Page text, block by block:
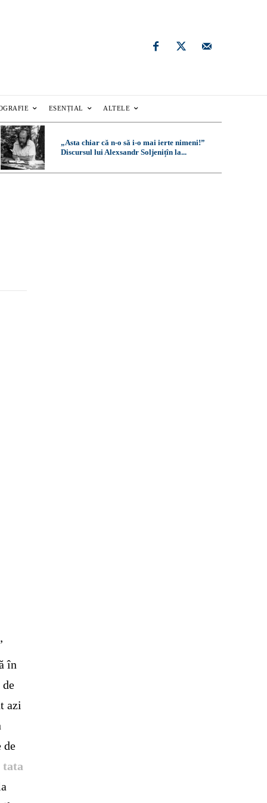
ESENȚIAL ALTELE
„Asta chiar că n-o să i-o mai ierte nimeni!”
Discursul lui Alexsandr Soljenițîn la...
în
azi
de
tata